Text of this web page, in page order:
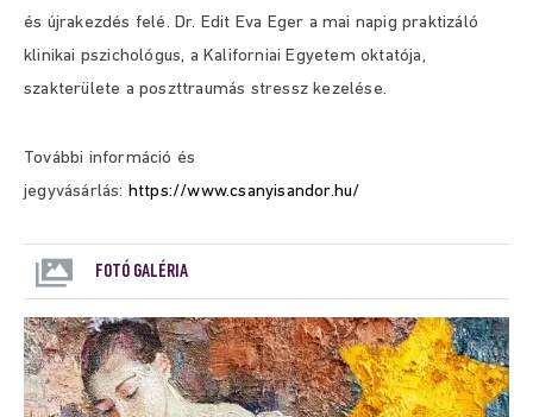
és újrakezdés felé. Dr. Edit Eva Eger a mai napig praktizáló
klinikai pszichológus, a Kaliforniai Egyetem oktatója,
szakterülete a poszttraumás stressz kezelése.
További információ és
jegyvásárlás: https://www.csanyisandor.hu/
FOTÓ GALÉRIA